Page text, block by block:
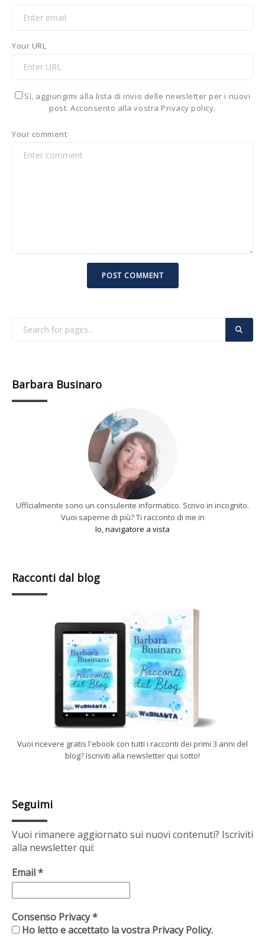
Your URL
Sì, aggiungimi alla lista di invio delle newsletter per i nuovi
post. Acconsento alla vostra Privacy policy.
Your comment
Barbara Businaro
Ufficialmente sono un consulente informatico. Scrivo in incognito.
Vuoi saperne di più? Ti racconto di me in
Io, navigatore a vista
Racconti dal blog
Vuoi ricevere gratis l'ebook con tutti i racconti dei primi 3 anni del
blog? Iscriviti alla newsletter qui sotto!
Seguimi
Vuoi rimanere aggiornato sui nuovi contenuti? Iscriviti
alla newsletter qui:
Email*
Consenso Privacy*
Ho letto e accettato la vostra Privacy Policy.